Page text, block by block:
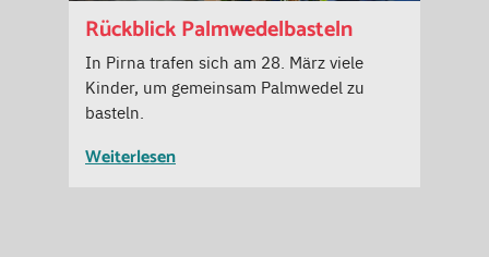
Rückblick Palmwedelbasteln
In Pirna trafen sich am 28. März viele
Kinder, um gemeinsam Palmwedel zu
basteln.
Weiterlesen